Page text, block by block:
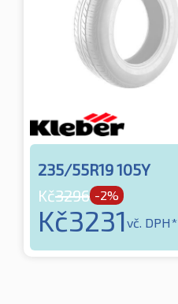
235/55R19 105Y
Kč3296 -2%
Kč3231vč. DPH*